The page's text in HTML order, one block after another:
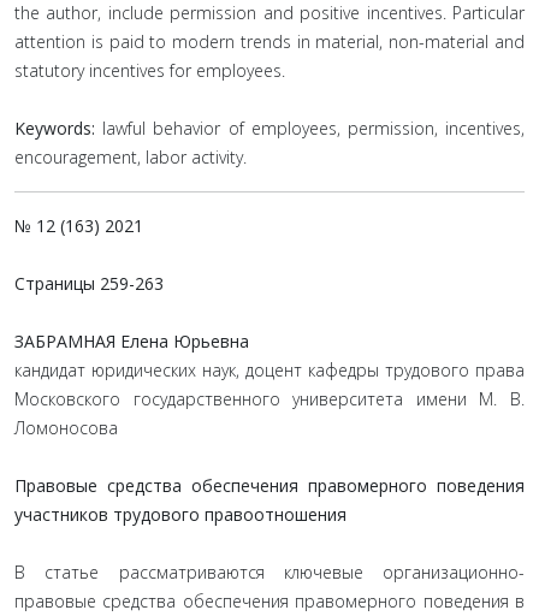
the author, include permission and positive incentives. Particular
attention is paid to modern trends in material, non-material and
statutory incentives for employees.
Keywords: lawful behavior of employees, permission, incentives,
encouragement, labor activity.
№ 12 (163) 2021
Страницы 259-263
ЗАБРАМНАЯ Елена Юрьевна
кандидат юридических наук, доцент кафедры трудового права
Московского государственного университета имени М. В.
Ломоносова
Правовые средства обеспечения правомерного поведения
участников трудового правоотношения
В статье рассматриваются ключевые организационно-
правовые средства обеспечения правомерного поведения в